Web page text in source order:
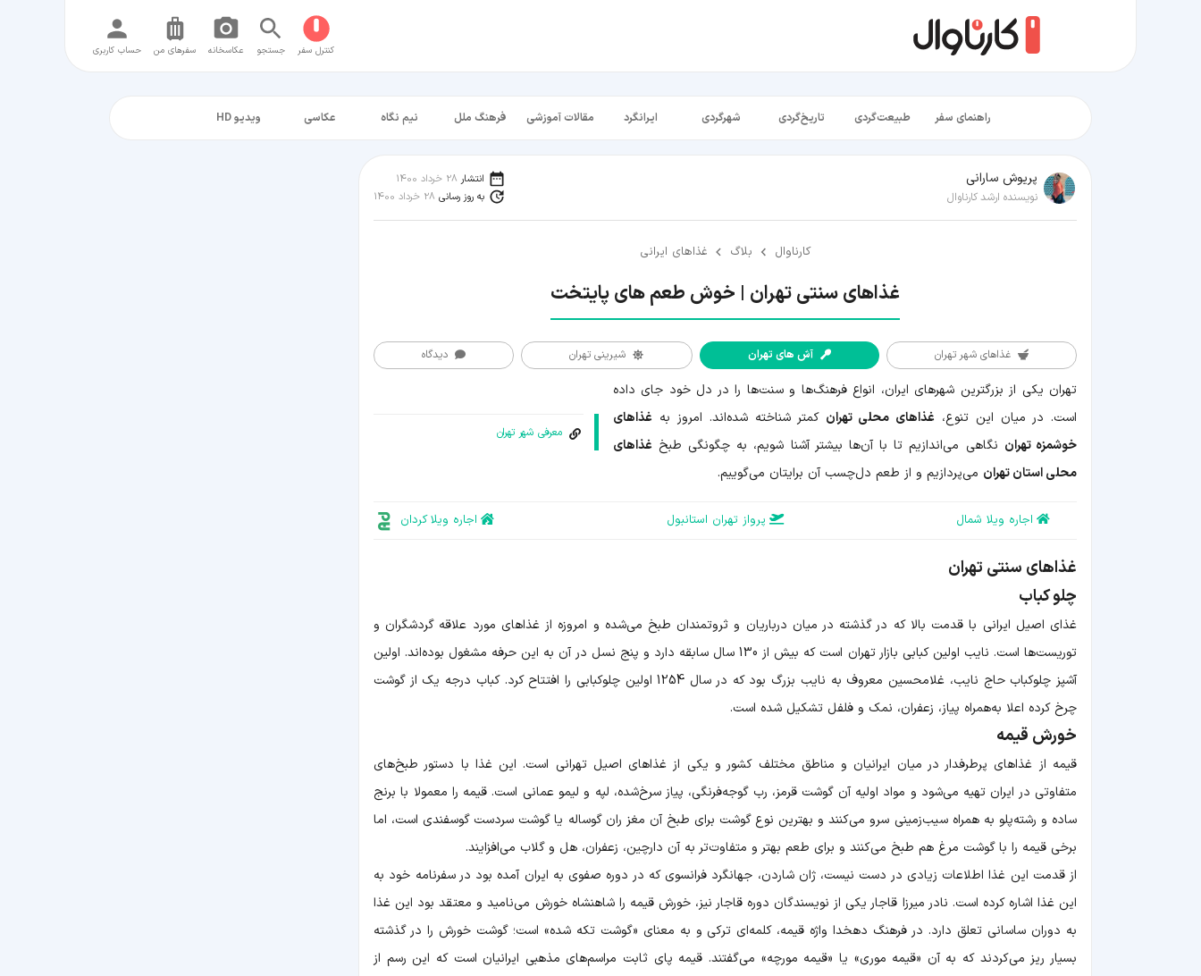
کنترل سفر جستجو عکاسخانه سفر‌های من حساب کاربری
راهنمای سفر طبیعت‌گردی تاریخ‌گردی شهرگردی ایرانگرد مقالات آموزشی فرهنگ ملل نیم نگاه عکاسی ویدیو HD
پریوش سارانی
نویسنده ارشد کارناوال
انتشار 28 خرداد 1400
به روز رسانی 28 خرداد 1400
کارناوال بلاگ غذاهای ایرانی
غذاهای سنتی تهران | خوش طعم های پایتخت
غذاهای شهر تهران آش های تهران شیرینی تهران
دیدگاه
غذاهای
شهر
تهران
های
تهران
شیرینی
تهران یکی از بزرگترین شهرهای ایران، انواع فرهنگ‌ها و سنت‌ها را در دل خود جای داده
است. در میان این تنوع، غذاهای محلی تهران کمتر شناخته شده‌اند. امروز به غذاهای
خوشمزه تهران نگاهی می‌اندازیم تا با آن‌ها بیشتر آشنا شویم، به چگونگی طبخ غذاهای
محلی استان تهران می‌پردازیم و از طعم دل‌چسب آن برایتان می‌گوییم.
معرفی شهر تهران
اجاره ویلا شمال پرواز تهران استانبول اجاره ویلا کردان
غذاهای سنتی تهران
چلو کباب
غذای اصیل ایرانی با قدمت بالا که در گذشته در میان درباریان و ثروتمندان طبخ می‌شده و امروزه از غذاهای مورد علاقه گردشگران و
توریست‌ها است. نایب اولین کبابی بازار تهران است که بیش از 130 سال سابقه دارد و پنج نسل در آن به این حرفه مشغول بوده‌اند. اولین
آشپز چلوکباب حاج نایب، غلامحسین معروف به نایب بزرگ بود که در سال 1254 اولین چلوکبابی را افتتاح کرد. کباب درجه یک از گوشت
چرخ کرده اعلا به‌همراه پیاز، زعفران، نمک و فلفل تشکیل شده است.
خورش قیمه
قیمه از غذاهای پرطرفدار در میان ایرانیان و مناطق مختلف کشور و یکی از غذاهای اصیل تهرانی است. این غذا با دستور طبخ‌های
متفاوتی در ایران تهیه می‌شود و مواد اولیه آن گوشت قرمز، رب گوجه‌فرنگی، پیاز سرخ‌شده، لپه و لیمو عمانی است. قیمه را معمولا با برنج
ساده و رشته‌‌پلو به همراه سیب‌زمینی سرو می‌کنند و بهترین نوع گوشت برای طبخ آن مغز ران گوساله یا گوشت سردست گوسفندی است، اما
برخی قیمه را با گوشت مرغ هم طبخ می‌کنند و برای طعم بهتر و متفاوت‌تر به آن دارچین، زعفران، هل و گلاب می‌افزایند.
از قدمت این غذا اطلاعات زیادی در دست نیست، ژان شاردن، جهانگرد فرانسوی که در دوره صفوی به ایران آمده بود در سفرنامه خود به
این غذا اشاره کرده است. نادر میرزا قاجار یکی از نویسندگان دوره قاجار نیز، خورش قیمه را شاهنشاه خورش می‌نامید و معتقد بود این غذا
به دوران ساسانی تعلق دارد. در فرهنگ دهخدا واژه قیمه، کلمه‌ای ترکی و به معنای «گوشت تکه‌ شده» است؛ گوشت خورش را در گذشته
بسیار ریز می‌کردند که به آن «قیمه موری» یا «قیمه مورچه» می‌گفتند. قیمه پای ثابت مراسم‌های مذهبی ایرانیان است که این رسم از